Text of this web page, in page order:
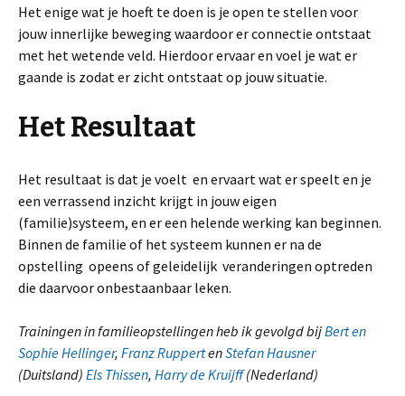
Het enige wat je hoeft te doen is je open te stellen voor
jouw innerlijke beweging waardoor er connectie ontstaat
met het wetende veld. Hierdoor ervaar en voel je wat er
gaande is zodat er zicht ontstaat op jouw situatie.
Het Resultaat
Het resultaat is dat je voelt en ervaart wat er speelt en je
een verrassend inzicht krijgt in jouw eigen
(familie)systeem, en er een helende werking kan beginnen.
Binnen de familie of het systeem kunnen er na de
opstelling opeens of geleidelijk veranderingen optreden
die daarvoor onbestaanbaar leken.
Trainingen in familieopstellingen heb ik gevolgd bijBert en
Sophie Hellinger, Franz RuppertenStefan Hausner
(Duitsland) Els Thissen, Harry de Kruijff(Nederland)